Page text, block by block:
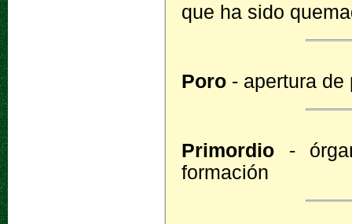
que ha sido
Poro - apertura de
Primordio -
formación